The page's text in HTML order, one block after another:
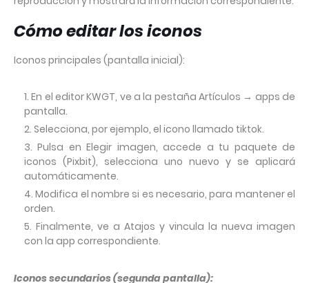
Cómo editar los iconos
Iconos principales (pantalla inicial):
En el editor KWGT, ve a la pestaña Artículos → apps de
pantalla.
Selecciona, por ejemplo, el icono llamado tiktok.
Pulsa en Elegir imagen, accede a tu paquete de
iconos (Pixbit), selecciona uno nuevo y se aplicará
automáticamente.
Modifica el nombre si es necesario, para mantener el
orden.
Finalmente, ve a Atajos y vincula la nueva imagen
con la app correspondiente.
Iconos secundarios (segunda pantalla):